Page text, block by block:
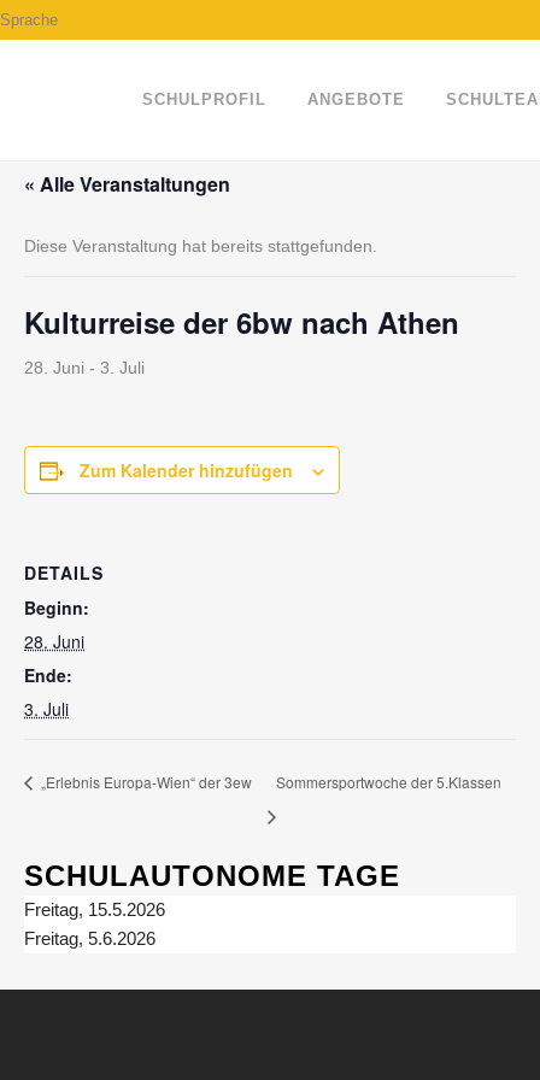
Sprache
SCHULPROFIL ANGEBOTE
« Alle Veranstaltungen
Diese Veranstaltung hat bereits stattgefunden.
Kulturreise der 6bw nach Athen
28. Juni - 3. Juli
Zum Kalender hinzufügen
DETAILS
Beginn:
28. Juni
Ende:
3. Juli
„Erlebnis Europa-Wien“ der 3ew Sommersportwoche der 5.Klassen
SCHULAUTONOME TAGE
Freitag, 15.5.2026
Freitag, 5.6.2026